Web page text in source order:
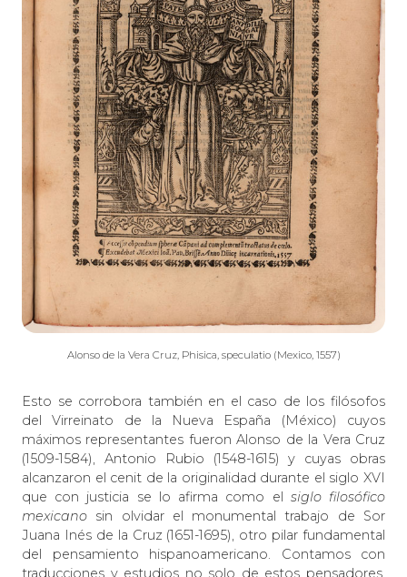
Alonso de la Vera Cruz, Phisica, speculatio (Mexico, 1557)
Esto se corrobora también en el caso de los filósofos
del Virreinato de la Nueva España (México) cuyos
máximos representantes fueron Alonso de la Vera Cruz
(1509-1584), Antonio Rubio (1548-1615) y cuyas obras
alcanzaron el cenit de la originalidad durante el siglo XVI
que con justicia se lo afirma como el siglo filosófico
mexicano sin olvidar el monumental trabajo de Sor
Juana Inés de la Cruz (1651-1695), otro pilar fundamental
del pensamiento hispanoamericano. Contamos con
traducciones y estudios no solo de estos pensadores,